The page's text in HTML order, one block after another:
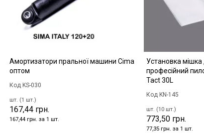
Амортизатори пральної машини Cima
оптом
Код KS-030
шт. (1 шт.)
167,44 грн.
167,44 грн. за 1 шт.
Установка мішка
професійний
Tact 30L
Код KN-145
шт. (10 шт.)
773,50 грн.
77,35 грн. за 1 шт.